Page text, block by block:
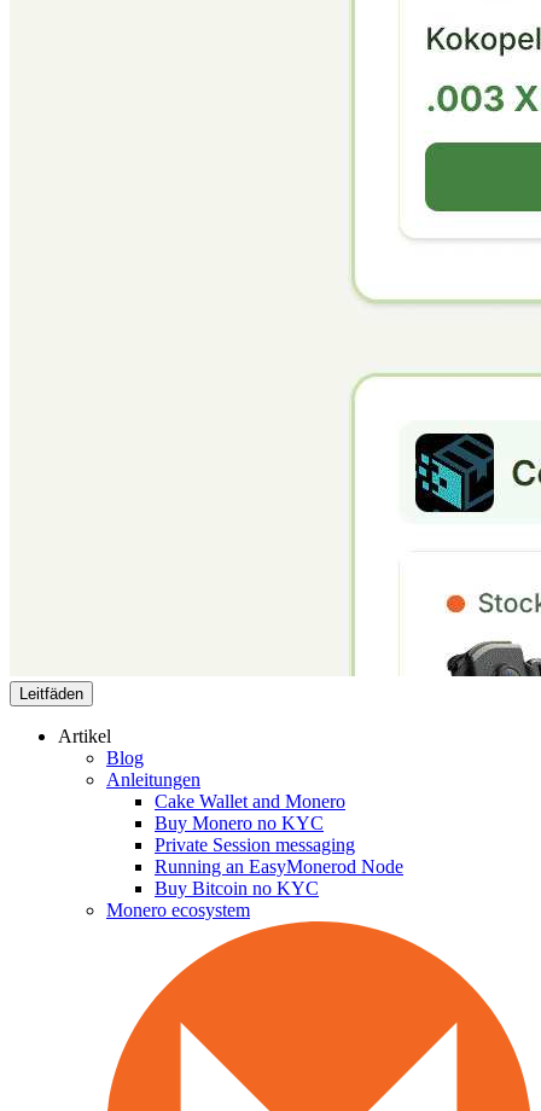
Leitfäden
Artikel
Blog
Anleitungen
Cake Wallet and Monero
Buy Monero no KYC
Private Session messaging
Running an EasyMonerod Node
Buy Bitcoin no KYC
Monero ecosystem